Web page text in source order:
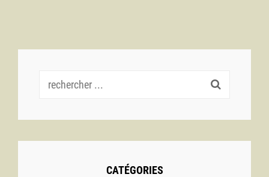
Choranche
Recherche
CATÉGORIES